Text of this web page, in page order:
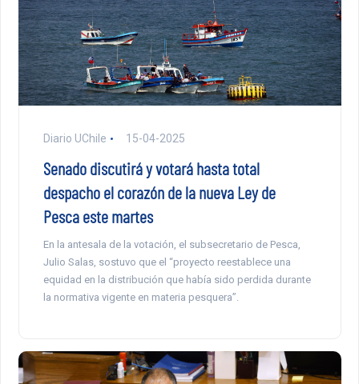
Diario UChile 15-04-2025
Senado discutirá y votará hasta total
despacho el corazón de la nueva Ley de
Pesca este martes
En la antesala de la votación, el subsecretario de Pesca,
Julio Salas, sostuvo que el “proyecto reestablece una
equidad en la distribución que había sido perdida durante
la normativa vigente en materia pesquera”.